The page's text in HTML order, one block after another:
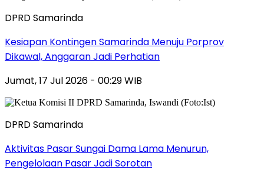
DPRD Samarinda
Kesiapan Kontingen Samarinda Menuju Porprov
Dikawal, Anggaran Jadi Perhatian
Jumat, 17 Jul 2026 - 00:29 WIB
DPRD Samarinda
Aktivitas Pasar Sungai Dama Lama Menurun,
Pengelolaan Pasar Jadi Sorotan